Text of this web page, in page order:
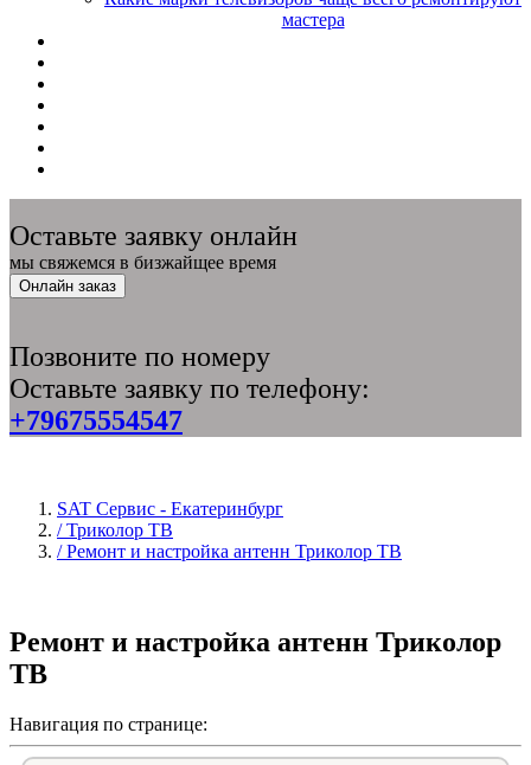
мастера
Оставьте заявку онлайн
мы свяжемся в бизжайщее время
Онлайн заказ
Позвоните по номеру
Оставьте заявку по телефону:
+79675554547
SAT Сервис - Екатеринбург
/ Триколор ТВ
/ Ремонт и настройка антенн Триколор ТВ
Ремонт и настройка антенн Триколор
ТВ
Навигация по странице: